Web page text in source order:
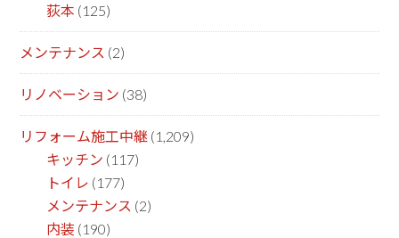
荻本 (125)
メンテナンス (2)
リノベーション (38)
リフォーム施工中継 (1,209)
キッチン (117)
トイレ (177)
メンテナンス (2)
内装 (190)